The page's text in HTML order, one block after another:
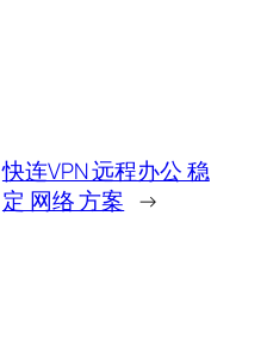
快连VPN 远程办公 稳
定 网络 方案 →